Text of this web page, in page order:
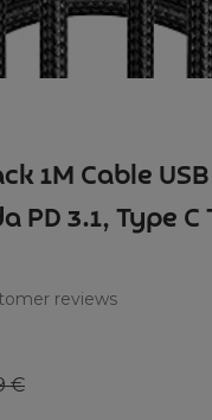
1M Cable
PD 3.1, Type
reviews
€